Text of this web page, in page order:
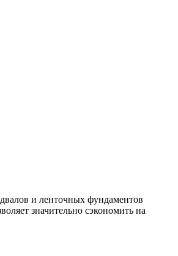
и ленточных фундаментов
значительно сэкономить на